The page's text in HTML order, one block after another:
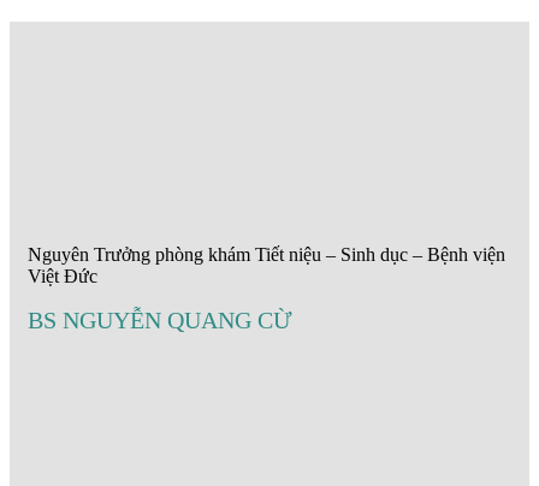
Nguyên Trưởng phòng khám Tiết niệu – Sinh dục – Bệnh viện
Việt Đức
BS NGUYỄN QUANG CỪ